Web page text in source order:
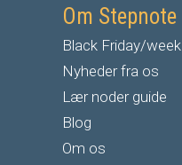
Om Stepnote
Black Friday/week
Nyheder fra os
Lær noder guide
Blog
Om os